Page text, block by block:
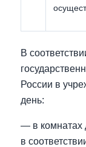
В
России в
день:
— в комнатах
в